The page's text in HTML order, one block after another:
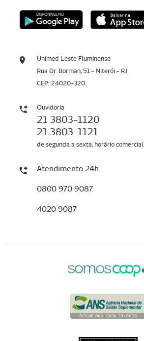
Unimed Leste Fluminense
Rua Dr. Borman, 51 - Niterói - RJ
CEP: 24020-320
Ouvidoria
21 3803-1120
21 3803-1121
de segunda a sexta, horário comercial
Atendimento 24h
0800 970 9087
4020 9087